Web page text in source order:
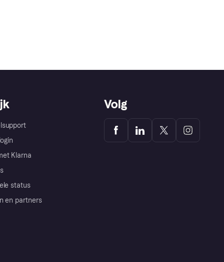
Klarna
status
en partners
Volg